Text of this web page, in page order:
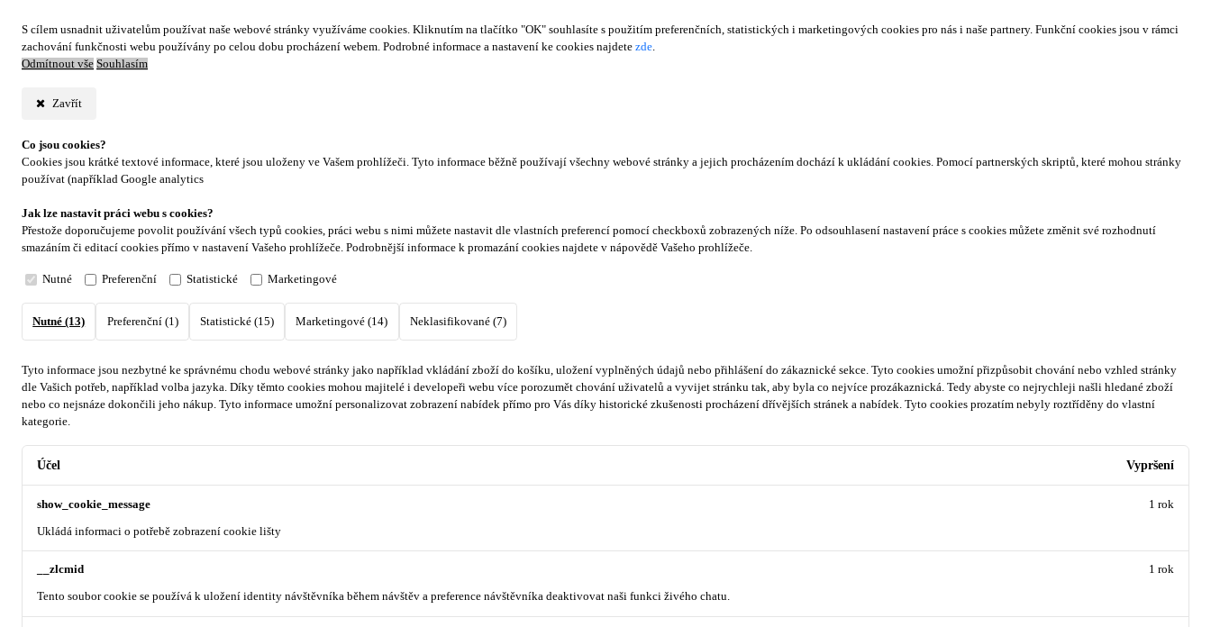
S cílem usnadnit uživatelům používat naše webové stránky využíváme cookies. Kliknutím na tlačítko "OK" souhlasíte s použitím preferenčních, statistických i marketingových cookies pro nás i naše partnery. Funkční cookies jsou v rámci
zachování funkčnosti webu používány po celou dobu procházení webem. Podrobné informace a nastavení ke cookies najdete zde.
Odmítnout vše Souhlasím
Zavřít
Co jsou cookies?
Cookies jsou krátké textové informace, které jsou uloženy ve Vašem prohlížeči. Tyto informace běžně používají všechny webové stránky a jejich procházením dochází k ukládání cookies. Pomocí partnerských skriptů, které mohou stránky
používat (například Google analytics
Jak lze nastavit práci webu s cookies?
Přestože doporučujeme povolit používání všech typů cookies, práci webu s nimi můžete nastavit dle vlastních preferencí pomocí checkboxů zobrazených níže. Po odsouhlasení nastavení práce s cookies můžete změnit své rozhodnutí
smazáním či editací cookies přímo v nastavení Vašeho prohlížeče. Podrobnější informace k promazání cookies najdete v nápovědě Vašeho prohlížeče.
Nutné Preferenční Statistické Marketingové
Nutné (13) Preferenční (1) Statistické (15) Marketingové (14) Neklasifikované (7)
Tyto informace jsou nezbytné ke správnému chodu webové stránky jako například vkládání zboží do košíku, uložení vyplněných údajů nebo přihlášení do zákaznické sekce. Tyto cookies umožní přizpůsobit chování nebo vzhled stránky
dle Vašich potřeb, například volba jazyka. Díky těmto cookies mohou majitelé i developeři webu více porozumět chování uživatelů a vyvijet stránku tak, aby byla co nejvíce prozákaznická. Tedy abyste co nejrychleji našli hledané zboží
nebo co nejsnáze dokončili jeho nákup. Tyto informace umožní personalizovat zobrazení nabídek přímo pro Vás díky historické zkušenosti procházení dřívějších stránek a nabídek. Tyto cookies prozatím nebyly roztříděny do vlastní
kategorie.
Účel Vypršení
show_cookie_message
Ukládá informaci o potřebě zobrazení cookie lišty
1 rok
__zlcmid
Tento soubor cookie se používá k uložení identity návštěvníka během návštěv a preference návštěvníka deaktivovat naši funkci živého chatu.
1 rok